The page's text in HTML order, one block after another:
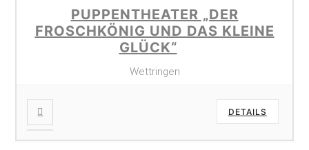
PUPPENTHEATER „DER
FROSCHKÖNIG UND DAS KLEINE
GLÜCK“
Wettringen
DETAILS